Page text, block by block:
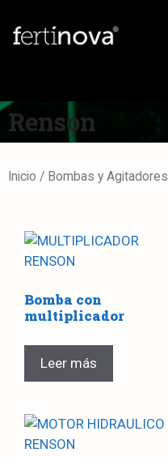
Renson
Inicio / Bombas y Agitadores
Bomba con
multiplicador
Leer más